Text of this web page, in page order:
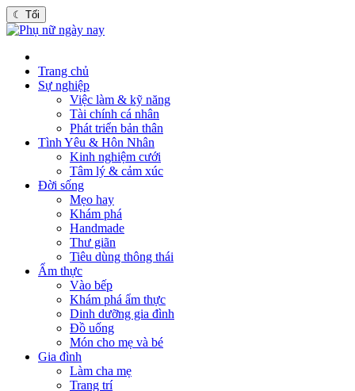
☾ Tối
Trang chủ
Sự nghiệp
Việc làm & kỹ năng
Tài chính cá nhân
Phát triển bản thân
Tình Yêu & Hôn Nhân
Kinh nghiệm cưới
Tâm lý & cảm xúc
Đời sống
Mẹo hay
Khám phá
Handmade
Thư giãn
Tiêu dùng thông thái
Ẩm thực
Vào bếp
Khám phá ẩm thực
Dinh dưỡng gia đình
Đồ uống
Món cho mẹ và bé
Gia đình
Làm cha mẹ
Trang trí